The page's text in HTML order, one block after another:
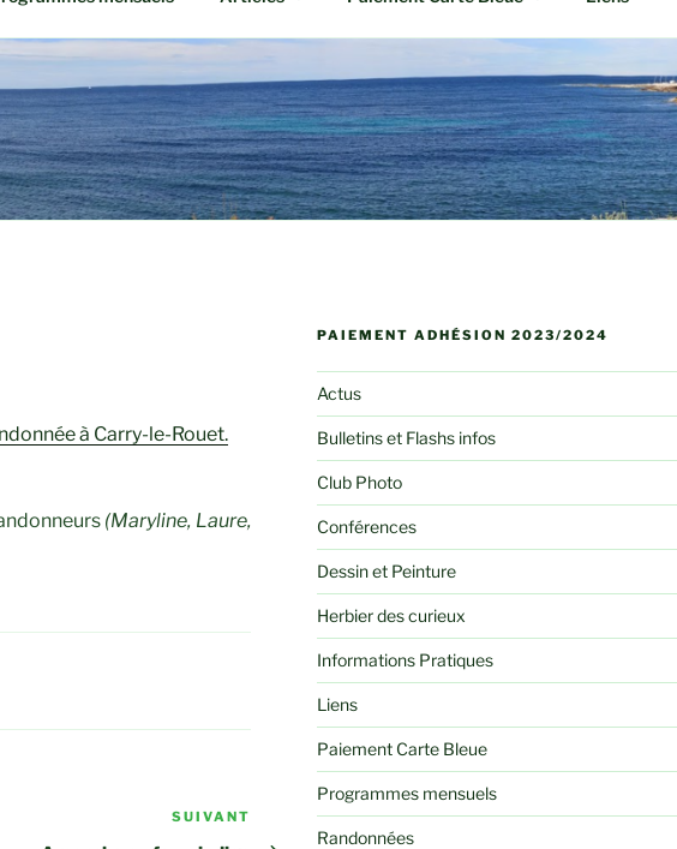
à Carry-le-Rouet.
(Maryline, Laure,
SUIVANT
PAIEMENT ADHÉSION 2023/2024
Actus
Bulletins et Flashs infos
Club Photo
Conférences
Dessin et Peinture
Herbier des curieux
Informations Pratiques
Liens
Paiement Carte Bleue
Programmes mensuels
Randonnées